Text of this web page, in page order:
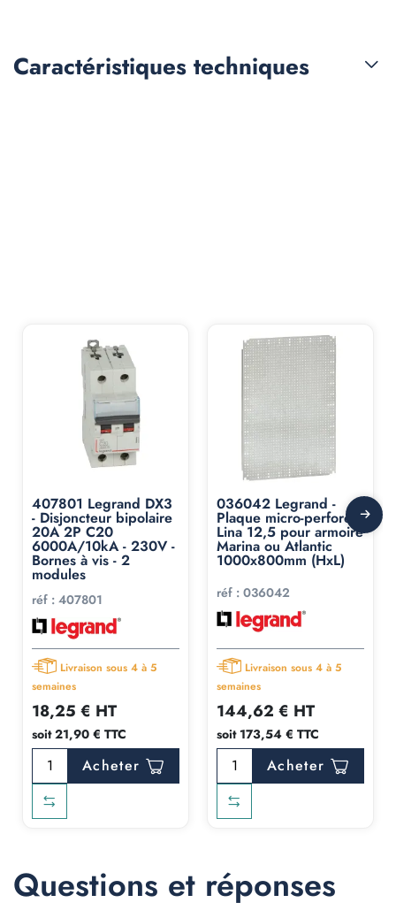
Caractéristiques techniques
407801 Legrand DX3
- Disjoncteur bipolaire
20A 2P C20
6000A/10kA - 230V -
Bornes à vis - 2
modules
réf : 407801
Livraison sous 4 à 5
semaines
18,25 € HT
soit 21,90 € TTC
Acheter
036042 Legrand -
Plaque micro-perforée
Lina 12,5 pour armoire
Marina ou Atlantic
1000x800mm (HxL)
réf : 036042
Livraison sous 4 à 5
semaines
144,62 € HT
soit 173,54 € TTC
Acheter
Questions et réponses